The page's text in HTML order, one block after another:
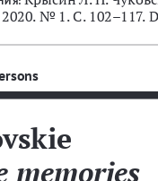
No 1. С. 102–117.